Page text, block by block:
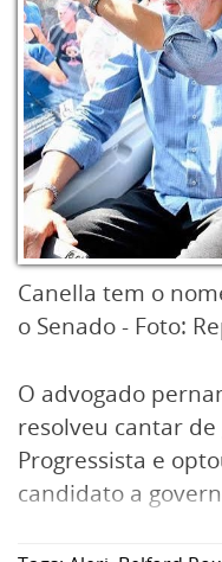
Canella tem o
o Senado - Foto:
O advogado
resolveu cantar
Progressista e
candidato a